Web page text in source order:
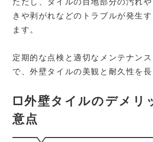
きや剥がれなどのトラブルが発生
ます。
定期的な点検と適切なメンテナン
で、外壁タイルの美観と耐久性を長
□外壁タイルのデメリ
意点